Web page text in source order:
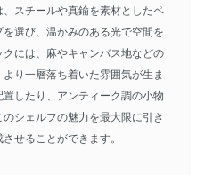
スチールや真鍮を素材としたペ
選び、温かみのある光で空間を
には、麻やキャンバス地などの
り一層落ち着いた雰囲気が生ま
したり、アンティーク調の小物
シェルフの魅力を最大限に引き
せることができます。